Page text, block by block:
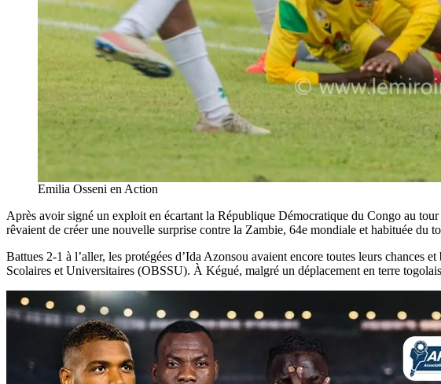
Emilia Osseni en Action
Après avoir signé un exploit en écartant la République Démocratique du Congo au
rêvaient de créer une nouvelle surprise contre la Zambie, 64e mondiale et habituée du
Battues 2-1 à l’aller, les protégées d’Ida Azonsou avaient encore toutes leurs
Scolaires et Universitaires (OBSSU). À Kégué, malgré un déplacement en terre